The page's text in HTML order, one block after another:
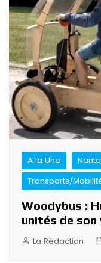
A la Une
Transports/
Woodybus :
unités de son
La Rédaction